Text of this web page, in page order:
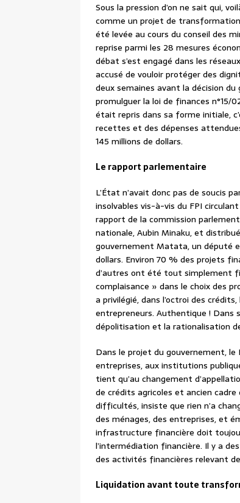
Sous la pression d’on ne sait qui,
comme un projet de transformation
été levée au cours du conseil des
reprise parmi les 28 mesures
débat s’est engagé dans les
accusé de vouloir protéger des
deux semaines avant la décision
promulguer la loi de finances n°15/
était repris dans sa forme initiale,
recettes et des dépenses
145 millions de dollars.
Le rapport parlementaire
L’État n’avait donc pas de soucis
insolvables vis-à-vis du FPI
rapport de la commission
nationale, Aubin Minaku, et
gouvernement Matata, un député
dollars. Environ 70 % des projets
d’autres ont été tout simplement
complaisance » dans le choix des
a privilégié, dans l’octroi des
entrepreneurs. Authentique ! Dans
dépolitisation et la rationalisation
Dans le projet du gouvernement,
entreprises, aux institutions
tient qu’au changement
de crédits agricoles et ancien
difficultés, insiste que rien n’a
des ménages, des entreprises, et
infrastructure financière doit
l’intermédiation financière. Il y a
des activités financières relevant
Liquidation avant toute